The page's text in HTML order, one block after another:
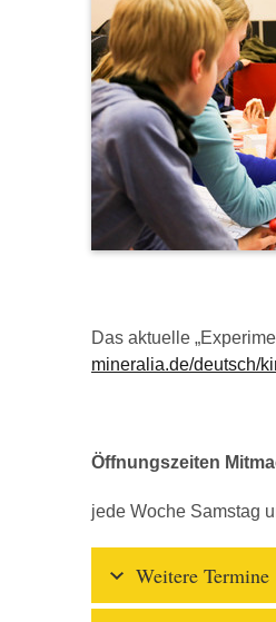
Das aktuelle
mineralia.de/deutsch/
Öffnungszeiten
jede Woche Samstag
Weitere Termine